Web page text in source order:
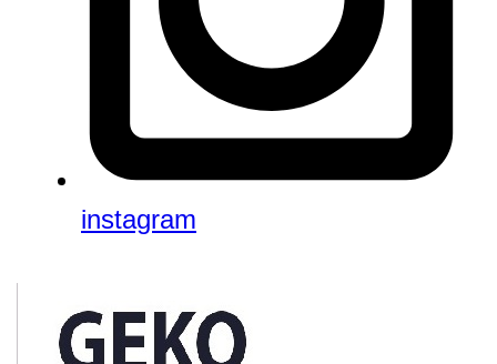
instagram